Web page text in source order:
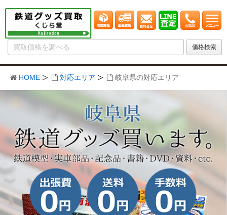
HOME 対応エリア 岐阜県の対応エリア